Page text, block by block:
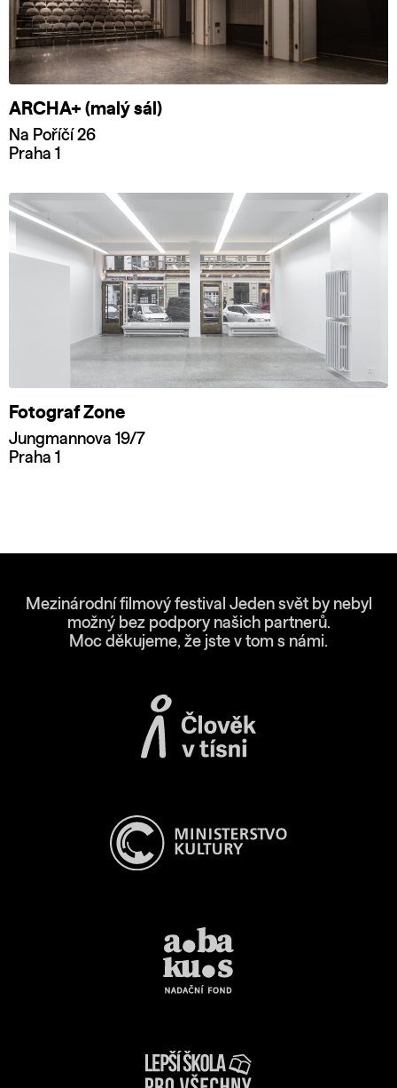
ARCHA+ (malý sál)
Na Poříčí 26
Praha 1
Fotograf Zone
Jungmannova 19/7
Praha 1
Mezinárodní filmový festival Jeden svět by nebyl
možný bez podpory našich partnerů.
Moc děkujeme, že jste v tom s námi.